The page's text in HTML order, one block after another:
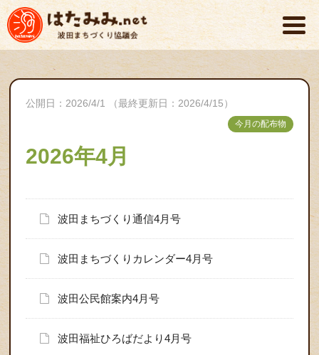
公開日：2026/4/1 （最終更新日：2026/4/15）
今月の配布物
2026年4月
波田まちづくり通信4月号
波田まちづくりカレンダー4月号
波田公民館案内4月号
波田福祉ひろばだより4月号